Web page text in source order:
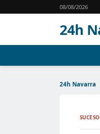
08/08/2026
24h
24h Navarra